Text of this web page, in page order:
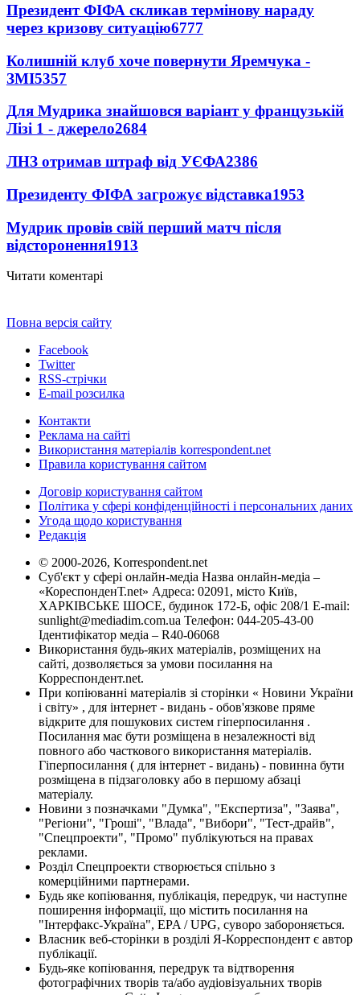
Президент ФІФА скликав термінову нараду
через кризову ситуацію6777
Колишній клуб хоче повернути Яремчука -
ЗМІ5357
Для Мудрика знайшовся варіант у французькій
Лізі 1 - джерело2684
ЛНЗ отримав штраф від УЄФА2386
Президенту ФІФА загрожує відставка1953
Мудрик провів свій перший матч після
відсторонення1913
Читати коментарі
Повна версія сайту
Facebook
Twitter
RSS-стрічки
E-mail розсилка
Контакти
Реклама на сайті
Використання матеріалів korrespondent.net
Правила користування сайтом
Договір користування сайтом
Політика у сфері конфіденційності і персональних даних
Угода щодо користування
Редакція
© 2000-2026, Korrespondent.net
Суб'єкт у сфері онлайн-медіа Назва онлайн-медіа –
«КореспонденТ.net» Адреса: 02091, місто Київ,
ХАРКІВСЬКЕ ШОСЕ, будинок 172-Б, офіс 208/1 E-mail:
sunlight@mediadim.com.ua Телефон: 044-205-43-00
Ідентифікатор медіа – R40-06068
Використання будь-яких матеріалів, розміщених на
сайті, дозволяється за умови посилання на
Корреспондент.net.
При копіюванні матеріалів зі сторінки « Новини України
і світу» , для інтернет - видань - обов'язкове пряме
відкрите для пошукових систем гіперпосилання .
Посилання має бути розміщена в незалежності від
повного або часткового використання матеріалів.
Гіперпосилання ( для інтернет - видань) - повинна бути
розміщена в підзаголовку або в першому абзаці
матеріалу.
Новини з позначками "Думка", "Експертиза", "Заява",
"Регіони", "Гроші", "Влада", "Вибори", "Тест-драйв",
"Спецпроекти", "Промо" публікуються на правах
реклами.
Розділ Спецпроекти створюється спільно з
комерційними партнерами.
Будь яке копіювання, публікація, передрук, чи наступне
поширення інформації, що містить посилання на
"Інтерфакс-Україна", EPA / UPG, суворо забороняється.
Власник веб-сторінки в розділі Я-Корреспондент є автор
публікації.
Будь-яке копіювання, передрук та відтворення
фотографічних творів та/або аудіовізуальних творів